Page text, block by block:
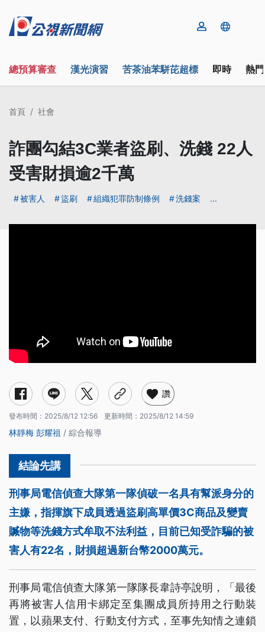
總預算審查 漢光演習 苦茶油苯駢芘超標 即時 熱
首頁 社會
詐團勾結3C業者盜刷、洗錢 22人
受害財損逾2千萬
被害人 盜刷 組織犯罪防制條例 洗錢案 ...
讚
發布時間： 2025/8/12 12:56 更新時間： 2025/8/12 14:59
林靜梅 彭耀祖 / 綜合報導
刑事局電信偵查大隊第一隊偵破一名具有幫派身分的
主嫌，指揮旗下成員透過盜刷高單價3C商品及變賣
贓物等洗錢方式牟取不法利益，目前已知受詐騙的被
害人有22名，財損超過新台幣2000萬元。
刑事局電信偵查大隊第一隊隊長韋詩亭說明，「最後
再將被害人信用卡綁定至集團成員所持用之行動裝
置，以蘋果支付、行動支付方式，至事先知情之連鎖